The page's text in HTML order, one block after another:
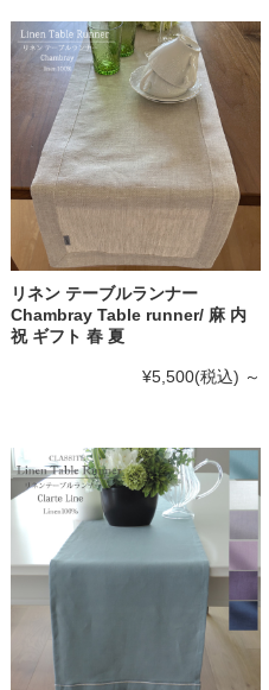
リネン テーブルランナー
Chambray Table runner/ 麻 内
祝 ギフト 春 夏
¥5,500(税込) ～